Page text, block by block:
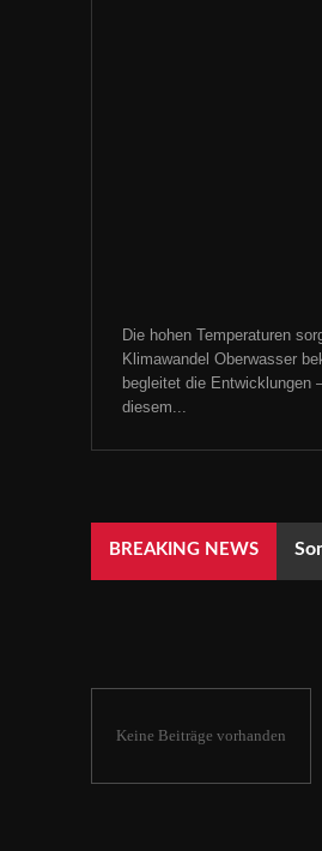
Die hohen Temperaturen
Klimawandel Oberwasser
begleitet die Entwicklungen
diesem...
BREAKING NEWS
Keine Beiträge vorhanden